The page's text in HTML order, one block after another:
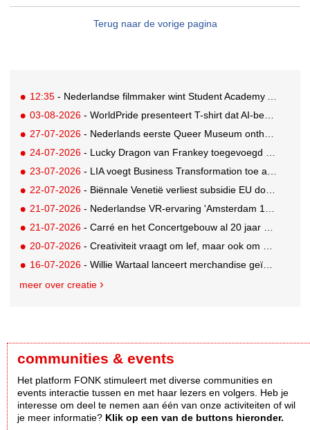
Terug naar de vorige pagina
12:35 - Nederlandse filmmaker wint Student Academy Award
03-08-2026 - WorldPride presenteert T-shirt dat AI-bewakingscamera's misleidt
27-07-2026 - Nederlands eerste Queer Museum onthult nieuwe visuele identiteit
24-07-2026 - Lucky Dragon van Frankey toegevoegd aan vaste opstelling STRAAT Museum
23-07-2026 - LIA voegt Business Transformation toe als prijzencategorie
22-07-2026 - Biënnale Venetië verliest subsidie EU door deelname Rusland
21-07-2026 - Nederlandse VR-ervaring 'Amsterdam 1652' geselecteerd voor filmfestival Venetië
21-07-2026 - Carré en het Concertgebouw al 20 jaar absolute favorieten van cultuurpubliek
20-07-2026 - Creativiteit vraagt om lef, maar ook om een plan voor als het misgaat
16-07-2026 - Willie Wartaal lanceert merchandise geïnspireerd op spraakmakende The Voice-outfits
meer over creatie
communities & events
Het platform FONK stimuleert met diverse communities en
events interactie tussen en met haar lezers en volgers. Heb je
interesse om deel te nemen aan één van onze activiteiten of wil
je meer informatie? Klik op een van de buttons hieronder.